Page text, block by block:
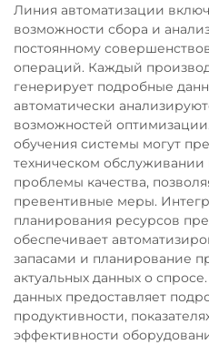
Линия автоматизации
возможности сбора и
постоянному
операций. Каждый
генерирует подробные
автоматически
возможностей
обучения системы могут
техническом
проблемы качества,
превентивные меры.
планирования ресурсов
обеспечивает
запасами и планирование
актуальных данных о
данных предоставляет
продуктивности,
эффективности